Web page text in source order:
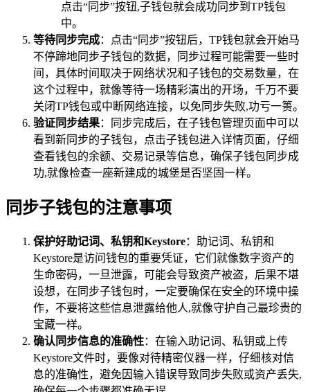
点击“同步”按钮,子钱包就会成功同步到TP钱包
中。
等待同步完成：点击“同步”按钮后，TP钱包就会开始马
不停蹄地同步子钱包的数据，同步过程可能需要一些时
间，具体时间取决于网络状况和子钱包的交易数量，在
这个过程中，就像等待一场精彩演出的开场，千万不要
关闭TP钱包或中断网络连接，以免同步失败,功亏一篑。
验证同步结果：同步完成后，在子钱包管理页面中可以
看到新同步的子钱包，点击子钱包进入详情页面，仔细
查看钱包的余额、交易记录等信息，确保子钱包同步成
功,就像检查一座新建成的城堡是否坚固一样。
同步子钱包的注意事项
保护好助记词、私钥和Keystore：助记词、私钥和
Keystore是访问钱包的重要凭证，它们就像数字资产的
生命密码，一旦泄露，可能会导致资产被盗，后果不堪
设想，在同步子钱包时，一定要确保在安全的环境中操
作，不要将这些信息泄露给他人,就像守护自己最珍贵的
宝藏一样。
确认同步信息的准确性：在输入助记词、私钥或上传
Keystore文件时，要像对待精密仪器一样，仔细核对信
息的准确性，避免因输入错误导致同步失败或资产丢失,